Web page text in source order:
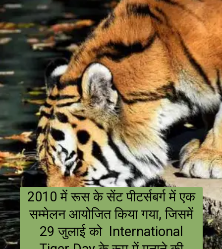
2010 में रूस के सेंट पीटर्सबर्ग में एक
सम्मेलन आयोजित किया गया, जिसमें
29 जुलाई को International